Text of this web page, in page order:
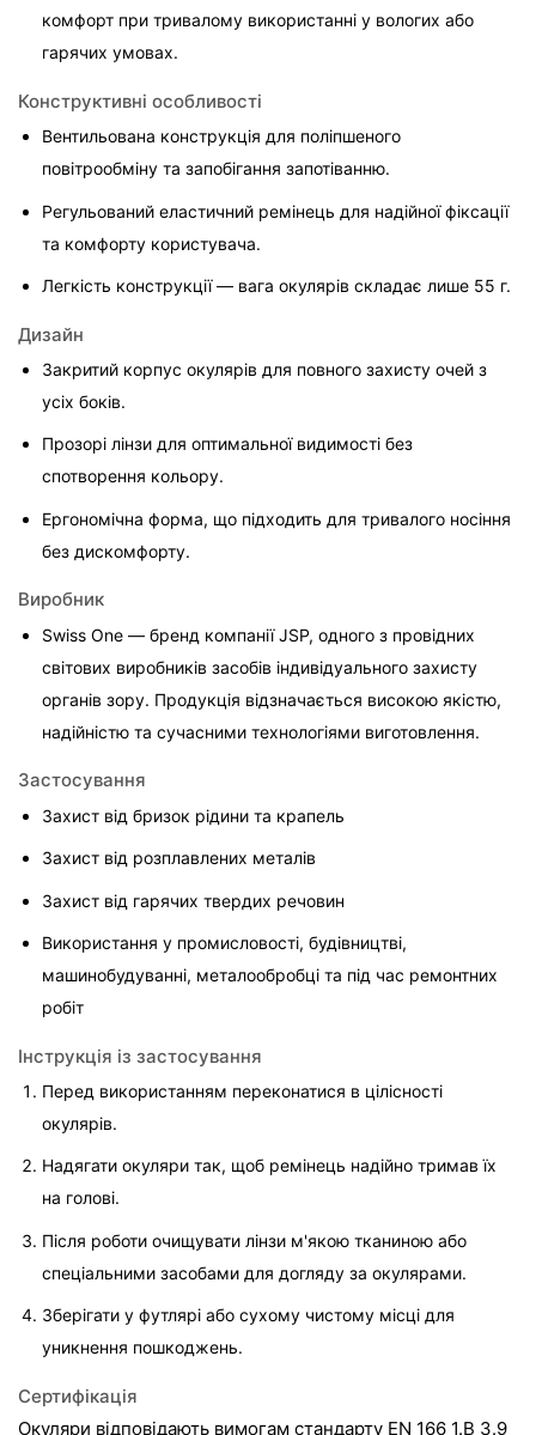
комфорт при тривалому використанні у вологих або
гарячих умовах.
Конструктивні особливості
Вентильована конструкція для поліпшеного
повітрообміну та запобігання запотіванню.
Регульований еластичний ремінець для надійної фіксації
та комфорту користувача.
Легкість конструкції — вага окулярів складає лише 55 г.
Дизайн
Закритий корпус окулярів для повного захисту очей з
усіх боків.
Прозорі лінзи для оптимальної видимості без
спотворення кольору.
Ергономічна форма, що підходить для тривалого носіння
без дискомфорту.
Виробник
Swiss One — бренд компанії JSP, одного з провідних
світових виробників засобів індивідуального захисту
органів зору. Продукція відзначається високою якістю,
надійністю та сучасними технологіями виготовлення.
Застосування
Захист від бризок рідини та крапель
Захист від розплавлених металів
Захист від гарячих твердих речовин
Використання у промисловості, будівництві,
машинобудуванні, металообробці та під час ремонтних
робіт
Інструкція із застосування
Перед використанням переконатися в цілісності
окулярів.
Надягати окуляри так, щоб ремінець надійно тримав їх
на голові.
Після роботи очищувати лінзи м'якою тканиною або
спеціальними засобами для догляду за окулярами.
Зберігати у футлярі або сухому чистому місці для
уникнення пошкоджень.
Сертифікація
Окуляри відповідають вимогам стандарту EN 166 1.B 3.9